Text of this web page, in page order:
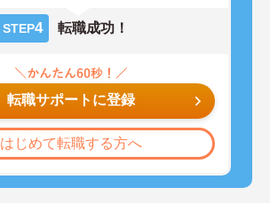
STEP4 転職成功！
転職サポートに登録
はじめて転職する方へ